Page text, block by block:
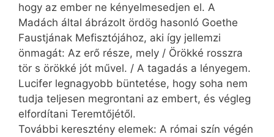
hogy az ember ne kényelmesedjen el. A
Madách által ábrázolt ördög hasonló Goethe
Faustjának Mefisztójához, aki így jellemzi
önmagát: Az erő része, mely / Örökké rosszra
tör s örökké jót művel. / A tagadás a lényegem.
Lucifer legnagyobb büntetése, hogy soha nem
tudja teljesen megrontani az embert, és végleg
elfordítani Teremtőjétől.
További keresztény elemek: A római szín végén